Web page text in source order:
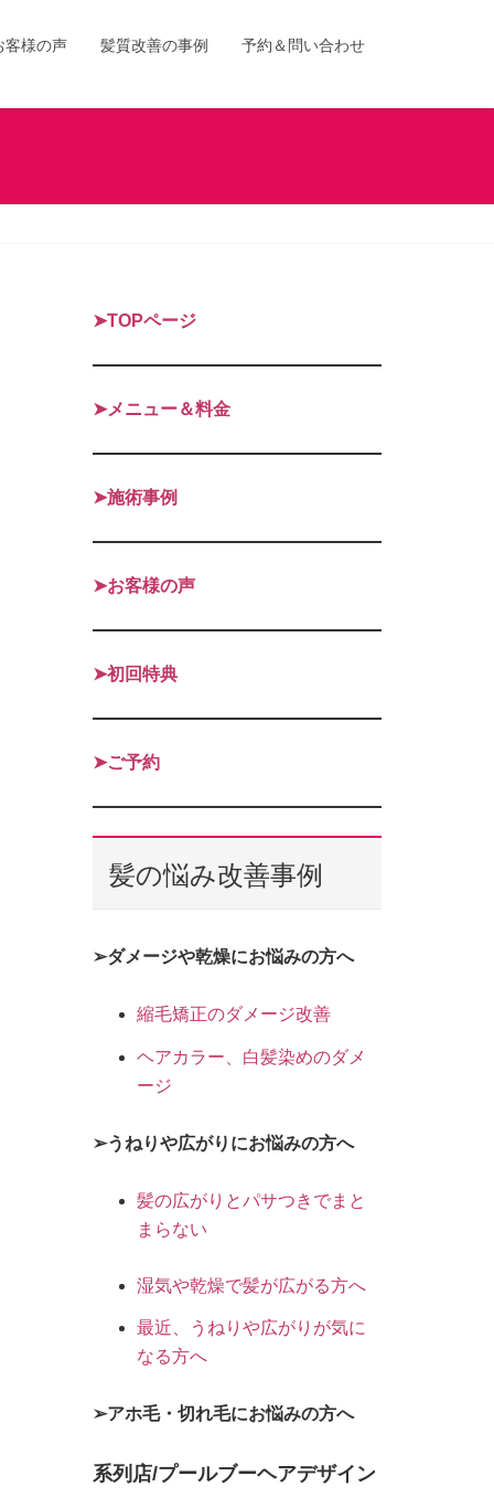
客様の声 髪質改善の事例 予約＆問い合わせ
➤TOPページ
➤メニュー＆料金
➤施術事例
➤お客様の声
➤初回特典
➤ご予約
髪の悩み改善事例
➢ダメージや乾燥にお悩みの方へ
縮毛矯正のダメージ改善
ヘアカラー、白髪染めのダメ
ージ
➢うねりや広がりにお悩みの方へ
髪の広がりとパサつきでまと
まらない
湿気や乾燥で髪が広がる方へ
最近、うねりや広がりが気に
なる方へ
➢アホ毛・切れ毛にお悩みの方へ
系列店/プールブーヘアデザイン